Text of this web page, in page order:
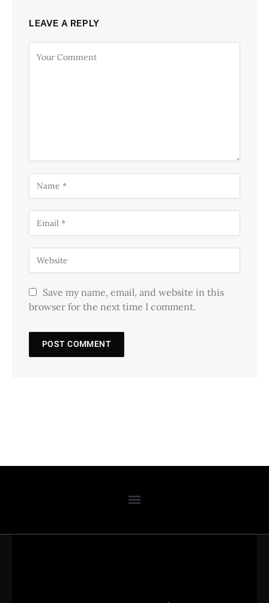
LEAVE A REPLY
Save my name, email, and website in this
browser for the next time I comment.